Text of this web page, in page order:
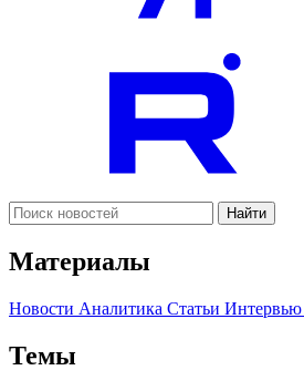
Найти
Материалы
Новости Аналитика Статьи Интервью
Темы